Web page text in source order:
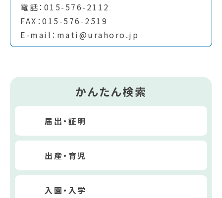
電話：015-576-2112
FAX：015-576-2519
E-mail：mati@urahoro.jp
かんたん検索
届出・証明
出産・育児
入園・入学